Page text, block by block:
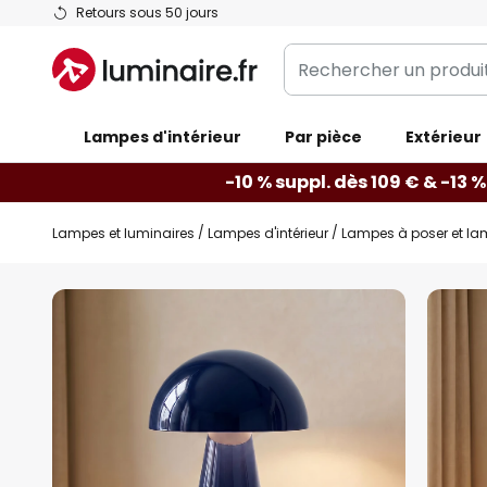
Retours sous 50 jours
Allez
contenu
Rechercher
un
catégorie...
Lampes d'intérieur Par pièce Extérieur
-10 % suppl. dès 109 € & -13
Lampes et luminaires Lampes d'intérieur Lampes à poser et
Skip